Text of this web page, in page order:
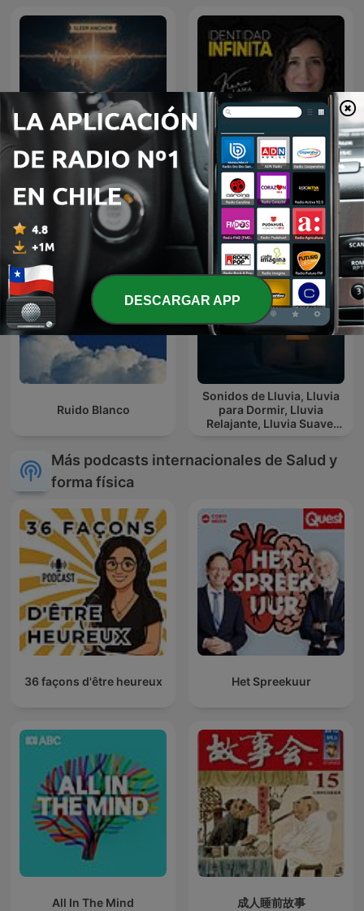
Sleep Anchor: 432 Hz
Healing Frequency
Identidad Infinita
Ruido Blanco
Sonidos de Lluvia, Lluvia
para Dormir, Lluvia
Relajante, Lluvia Suave,
Más podcasts internacionales de Salud y
forma física
36 façons d'être heureux Het Spreekuur
All In The Mind 成人睡前故事
DESCARGAR APP